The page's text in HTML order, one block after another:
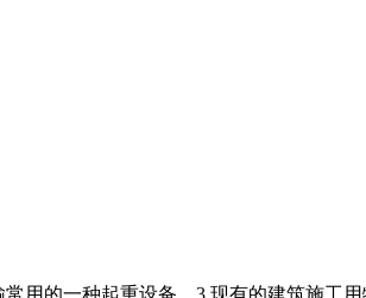
用的一种起重设备。3.现有的建筑施工用